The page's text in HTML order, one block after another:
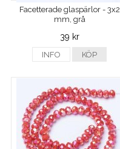
Facetterade glaspärlor - 3x2
mm, grå
39 kr
INFO KÖP